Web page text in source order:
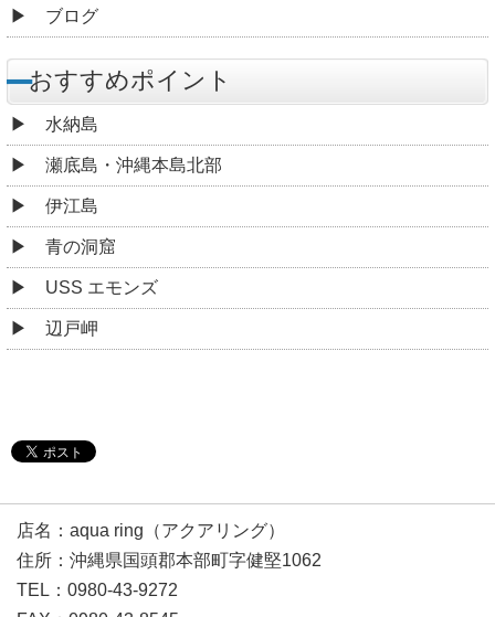
ブログ
おすすめポイント
水納島
瀬底島・沖縄本島北部
伊江島
青の洞窟
USS エモンズ
辺戸岬
店名：aqua ring（アクアリング）
住所：沖縄県国頭郡本部町字健堅1062
TEL：0980-43-9272